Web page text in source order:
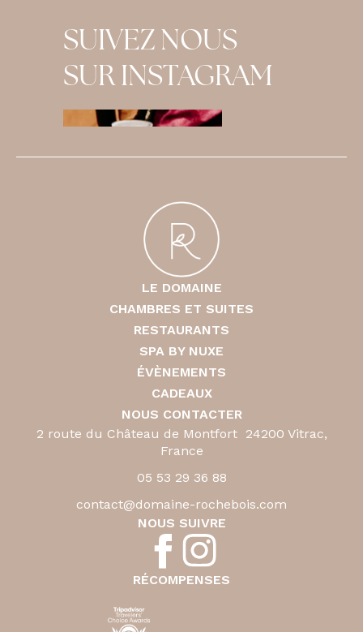
SUIVEZ NOUS
SUR INSTAGRAM
LE DOMAINE
CHAMBRES ET SUITES
RESTAURANTS
SPA BY NUXE
ÉVÈNEMENTS
CADEAUX
NOUS CONTACTER
2 route du Château de Montfort 24200 Vitrac,
France
05 53 29 36 88
contact@domaine-rochebois.com
NOUS SUIVRE
RÉCOMPENSES